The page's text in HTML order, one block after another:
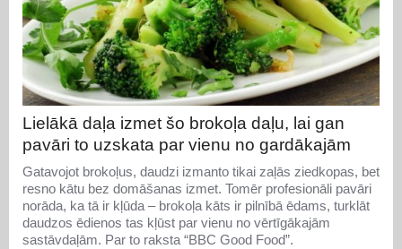
Lielākā daļa izmet šo brokoļa daļu, lai gan
pavāri to uzskata par vienu no gardākajām
Gatavojot brokoļus, daudzi izmanto tikai zaļās ziedkopas, bet
resno kātu bez domāšanas izmet. Tomēr profesionāli pavāri
norāda, ka tā ir kļūda – brokoļa kāts ir pilnībā ēdams, turklāt
daudzos ēdienos tas kļūst par vienu no vērtīgākajām
sastāvdaļām. Par to raksta “BBC Good Food”.